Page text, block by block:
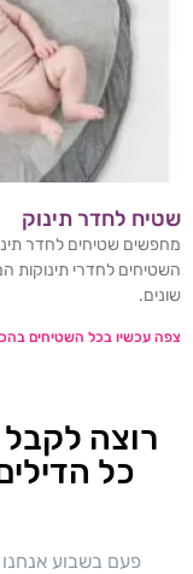
שטיח לחדר תינוק
מחפשים שטיחים לחדר
השטיחים לחדרי תינוקות
שונים.
צפה עכשיו בכל השטיחים
רוצה
כל
פעם בשבוע